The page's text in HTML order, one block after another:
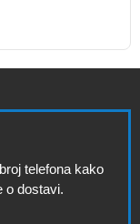
telefona kako
o dostavi.